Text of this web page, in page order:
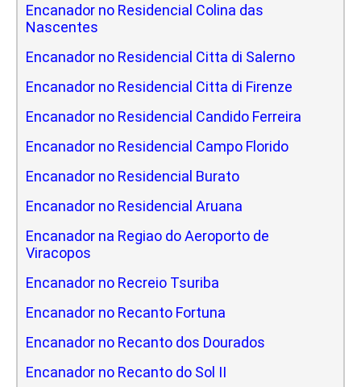
Encanador no Residencial Colina das
Nascentes
Encanador no Residencial Citta di Salerno
Encanador no Residencial Citta di Firenze
Encanador no Residencial Candido Ferreira
Encanador no Residencial Campo Florido
Encanador no Residencial Burato
Encanador no Residencial Aruana
Encanador na Regiao do Aeroporto de
Viracopos
Encanador no Recreio Tsuriba
Encanador no Recanto Fortuna
Encanador no Recanto dos Dourados
Encanador no Recanto do Sol II